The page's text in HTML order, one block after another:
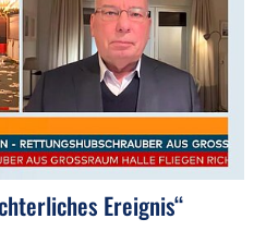
Ereignis“